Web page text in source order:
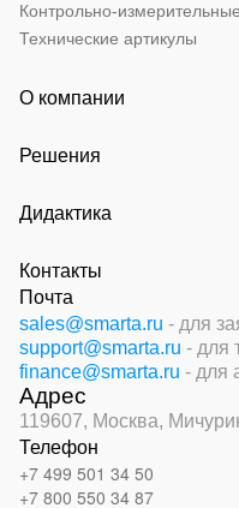
Контрольно-
Технические артикулы
О компании
Решения
Дидактика
Контакты
Почта
sales@smarta.ru - для
support@smarta.ru - для
finance@smarta.ru - для
Адрес
119607, Москва,
Телефон
+7 499 501 34 50
+7 800 550 34 87